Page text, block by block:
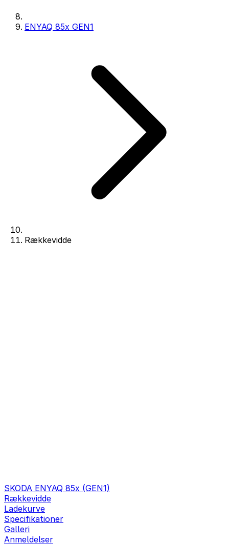
ENYAQ 85x GEN1
Rækkevidde
SKODA ENYAQ 85x (GEN1)
Rækkevidde
Ladekurve
Specifikationer
Galleri
Anmeldelser